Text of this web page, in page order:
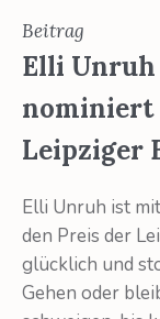
Beitrag
Elli Unruh
nominiert
Leipziger
Elli Unruh ist
den Preis der
glücklich und
Gehen oder